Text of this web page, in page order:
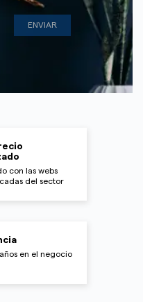
con las webs
del sector
en el negocio